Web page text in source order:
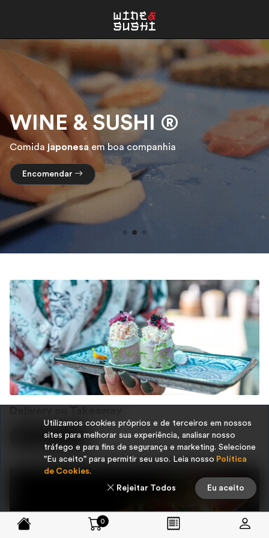
WINE & SUSHI ®
Comida japonesaem boa companhia
Encomendar
Peça agora
0
Utilizamos cookies próprios e de terceiros em nossos
sites para melhorar sua experiência, analisar nosso
tráfego e para fins de segurança e marketing. Selecione
"Eu aceito" para permitir seu uso. Leia nosso Política
de Cookies.
Rejeitar Todos
Eu aceito